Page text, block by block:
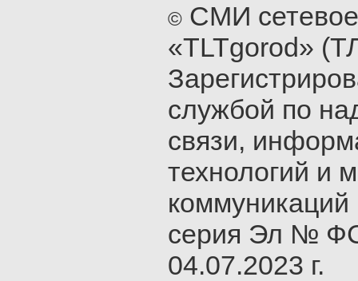
© СМИ
«TLTgorod»
службой по
связи,
технологий и
серия Эл №
04.07.2023 г.